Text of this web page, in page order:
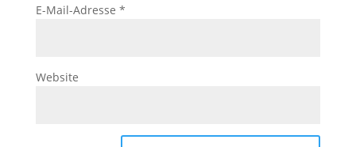
E-Mail-Adresse *
Website